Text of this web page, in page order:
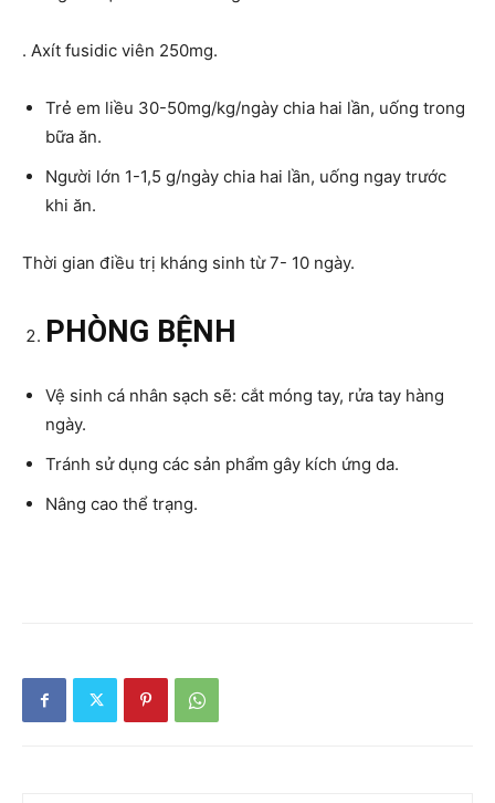
. Axít fusidic viên 250mg.
Trẻ em liều 30-50mg/kg/ngày chia hai lần, uống trong
bữa ăn.
Người lớn 1-1,5 g/ngày chia hai lần, uống ngay trước
khi ăn.
Thời gian điều trị kháng sinh từ 7- 10 ngày.
PHÒNG BỆNH
Vệ sinh cá nhân sạch sẽ: cắt móng tay, rửa tay hàng
ngày.
Tránh sử dụng các sản phẩm gây kích ứng da.
Nâng cao thể trạng.